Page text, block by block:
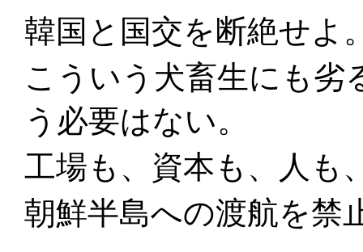
韓国と国交を断絶せよ
こういう犬畜生にも劣
う必要はない。
工場も、資本も、人も
朝鮮半島への渡航を禁